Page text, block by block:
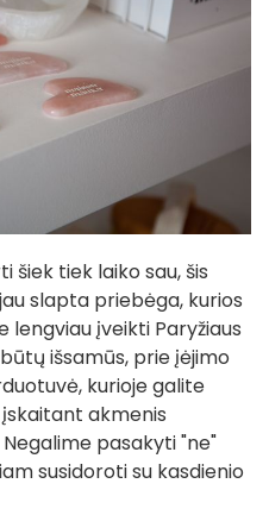
šiek tiek laiko sau, šis
slapta priebėga, kurios
lengviau įveikti Paryžiaus
išsamūs, prie įėjimo
kurioje galite
akmenis
pasakyti "ne"
susidoroti su kasdienio